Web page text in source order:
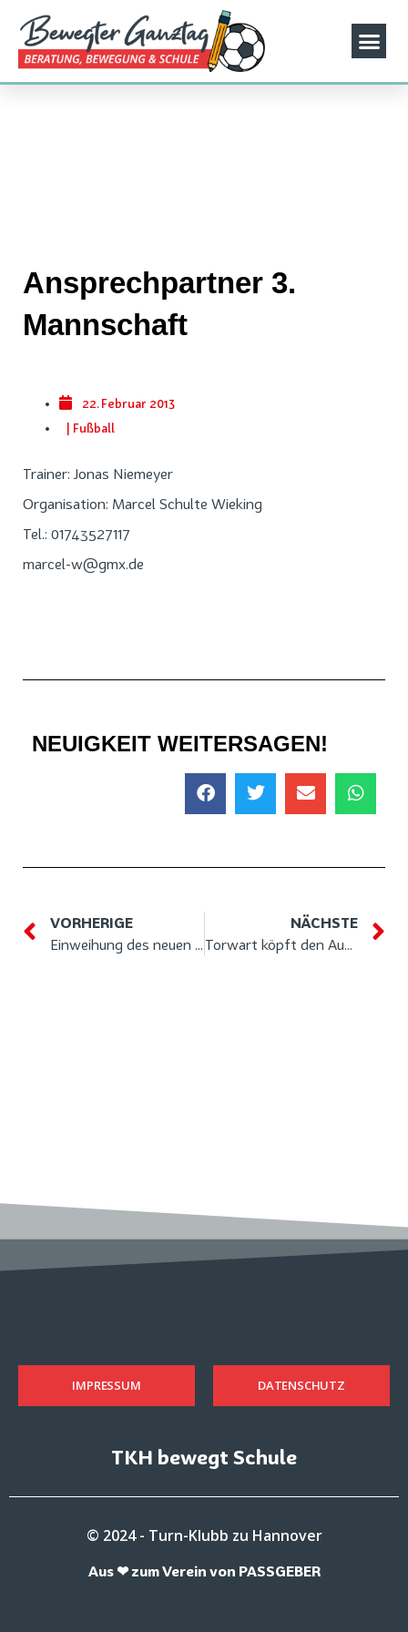
Ansprechpartner 3.
Mannschaft
22. Februar 2013
Fußball
Trainer: Jonas Niemeyer
Organisation: Marcel Schulte Wieking
Tel.: 01743527117
marcel-w@gmx.de
NEUIGKEIT WEITERSAGEN!
VORHERIGE
Einweihung des neuen Fitnessraumes
NÄCHSTE
Torwart köpft den Ausgleich
IMPRESSUM DATENSCHUTZ
TKH bewegt Schule
© 2024 - Turn-Klubb zu Hannover
Aus ❤ zum Verein von PASSGEBER